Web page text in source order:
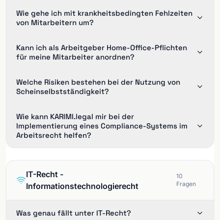
Wie gehe ich mit krankheitsbedingten Fehlzeiten
von Mitarbeitern um?
Kann ich als Arbeitgeber Home-Office-Pflichten
für meine Mitarbeiter anordnen?
Welche Risiken bestehen bei der Nutzung von
Scheinselbstständigkeit?
Wie kann KARIMI.legal mir bei der
Implementierung eines Compliance-Systems im
Arbeitsrecht helfen?
IT-Recht -
Informationstechnologierecht
10
Fragen
Was genau fällt unter IT-Recht?